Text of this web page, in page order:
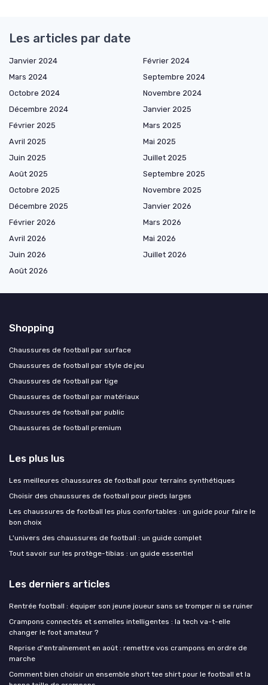
Les articles par date
Janvier 2024
Février 2024
Mars 2024
Septembre 2024
Octobre 2024
Novembre 2024
Décembre 2024
Janvier 2025
Février 2025
Mars 2025
Avril 2025
Mai 2025
Juin 2025
Juillet 2025
Août 2025
Septembre 2025
Octobre 2025
Novembre 2025
Décembre 2025
Janvier 2026
Février 2026
Mars 2026
Avril 2026
Mai 2026
Juin 2026
Juillet 2026
Août 2026
Shopping
Chaussures de football par surface
Chaussures de football par style de jeu
Chaussures de football par tige
Chaussures de football par matériaux
Chaussures de football par public
Chaussures de football premium
Les plus lus
Les meilleures chaussures de football pour terrains synthétiques
Choisir des chaussures de football pour pieds larges
Les chaussures de football les plus confortables : un guide pour faire le
bon choix
L'univers des chaussures de football : un guide complet
Tout savoir sur les protège-tibias : un guide essentiel
Les derniers articles
Rentrée football : équiper son jeune joueur sans se tromper ni se ruiner
Crampons connectés et semelles intelligentes : la tech va-t-elle
changer le foot amateur ?
Reprise d'entraînement en août : remettre vos crampons en ordre de
marche
Comment bien choisir un ensemble short tee shirt pour le football et la